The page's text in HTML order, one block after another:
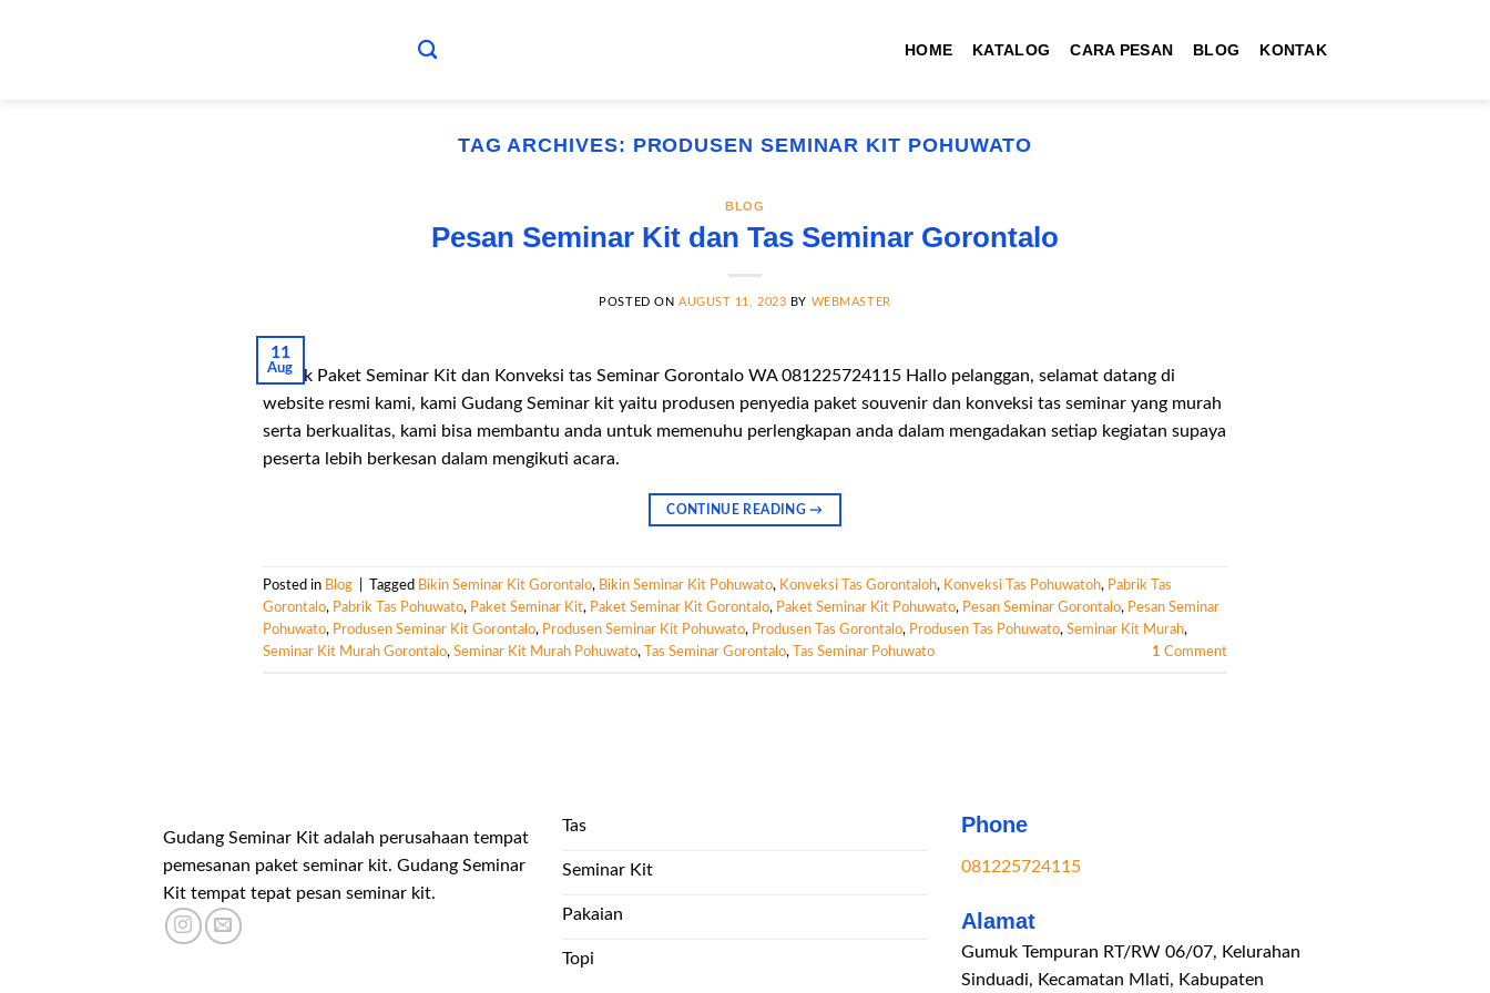
HOME KATALOG CARA PESAN BLOG KONTAK
TAG ARCHIVES: PRODUSEN SEMINAR KIT POHUWATO
BLOG
Pesan Seminar Kit dan Tas Seminar Gorontalo
POSTED ON AUGUST 11, 2023 BY WEBMASTER
11
Aug
Pabrik Paket Seminar Kit dan Konveksi tas Seminar Gorontalo WA 081225724115 Hallo pelanggan, selamat datang di
website resmi kami, kami Gudang Seminar kit yaitu produsen penyedia paket souvenir dan konveksi tas seminar yang murah
serta berkualitas, kami bisa membantu anda untuk memenuhu perlengkapan anda dalam mengadakan setiap kegiatan supaya
peserta lebih berkesan dalam mengikuti acara.
CONTINUE READING→
Posted in Blog Tagged Bikin Seminar Kit Gorontalo, Bikin Seminar Kit Pohuwato, Konveksi Tas Gorontaloh, Konveksi Tas Pohuwatoh, Pabrik Tas
Gorontalo, Pabrik Tas Pohuwato, Paket Seminar Kit, Paket Seminar Kit Gorontalo, Paket Seminar Kit Pohuwato, Pesan Seminar Gorontalo, Pesan Seminar
Pohuwato, Produsen Seminar Kit Gorontalo, Produsen Seminar Kit Pohuwato, Produsen Tas Gorontalo, Produsen Tas Pohuwato, Seminar Kit Murah,
Seminar Kit Murah Gorontalo, Seminar Kit Murah Pohuwato, Tas Seminar Gorontalo, Tas Seminar Pohuwato 1 Comment
Gudang Seminar Kit adalah perusahaan tempat
pemesanan paket seminar kit. Gudang Seminar
Kit tempat tepat pesan seminar kit.
Tas
Seminar Kit
Pakaian
Topi
Phone
081225724115
Alamat
Gumuk Tempuran RT/RW 06/07, Kelurahan
Sinduadi, Kecamatan Mlati, Kabupaten